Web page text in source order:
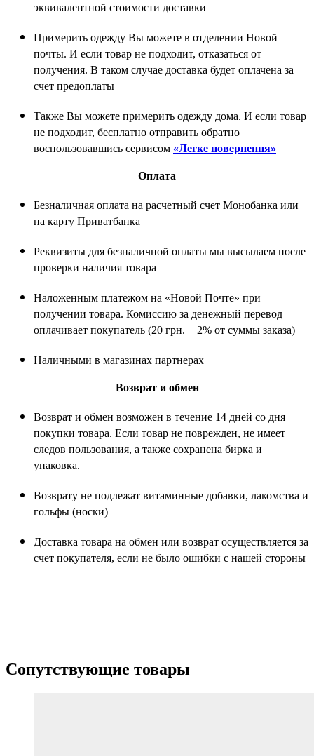
эквивалентной стоимости доставки
Примерить одежду Вы можете в отделении Новой
почты. И если товар не подходит, отказаться от
получения. В таком случае доставка будет оплачена за
счет предоплаты
Также Вы можете примерить одежду дома. И если товар
не подходит, бесплатно отправить обратно
воспользовавшись сервисом «Легке повернення»
Оплата
Безналичная оплата на расчетный счет Монобанка или
на карту Приватбанка
Реквизиты для безналичной оплаты мы высылаем после
проверки наличия товара
Наложенным платежом на «Новой Почте» при
получении товара. Комиссию за денежный перевод
оплачивает покупатель (20 грн. + 2% от суммы заказа)
Наличными в магазинах партнерах
Возврат и обмен
Возврат и обмен возможен в течение 14 дней со дня
покупки товара. Если товар не поврежден, не имеет
следов пользования, а также сохранена бирка и
упаковка.
Возврату не подлежат витаминные добавки, лакомства и
гольфы (носки)
Доставка товара на обмен или возврат осуществляется за
счет покупателя, если не было ошибки с нашей стороны
Сопутствующие товары